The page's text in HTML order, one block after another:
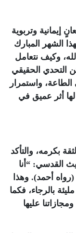
إيمانية وتربوية
الشهر المبارك
وكيف نتعامل
التحدي الحقيقي
واستمرار
أثر عميق في
بكرمه، والتأكد
القدسي: “أنا
أحمد). وهذا
بالرجاء، فكما
عليها